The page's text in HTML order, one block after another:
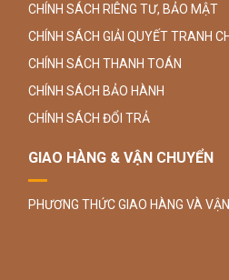
CHÍNH SÁCH RIÊNG TƯ, BẢO MẬT
CHÍNH SÁCH GIẢI QUYẾT TRANH
CHÍNH SÁCH THANH TOÁN
CHÍNH SÁCH BẢO HÀNH
CHÍNH SÁCH ĐỔI TRẢ
GIAO HÀNG & VẬN CHUYỂN
PHƯƠNG THỨC GIAO HÀNG VÀ